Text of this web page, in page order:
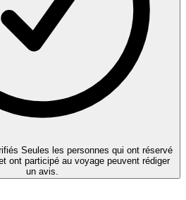
Seules les personnes qui ont réservé
ont participé au voyage peuvent rédiger
un avis.